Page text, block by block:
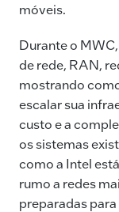
móveis.
Durante o
de rede, RAN,
mostrando
escalar sua
custo e a
os sistemas
como a Intel
rumo a redes
preparadas